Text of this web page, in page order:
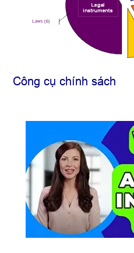
Công cụ chính sách